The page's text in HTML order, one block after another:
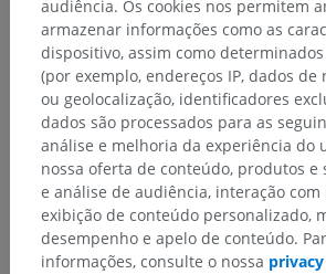
audiência. Os cookies nos permitem
armazenar informações como as
dispositivo, assim como
(por exemplo, endereços IP, dados de
ou geolocalização, identificadores
dados são processados para as
análise e melhoria da experiência do
nossa oferta de conteúdo, produtos e
e análise de audiência, interação com
exibição de conteúdo personalizado,
desempenho e apelo de conteúdo.
informações, consulte o nossa